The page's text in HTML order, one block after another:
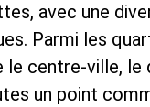
avec une
Parmi les
centre-ville, le
un point